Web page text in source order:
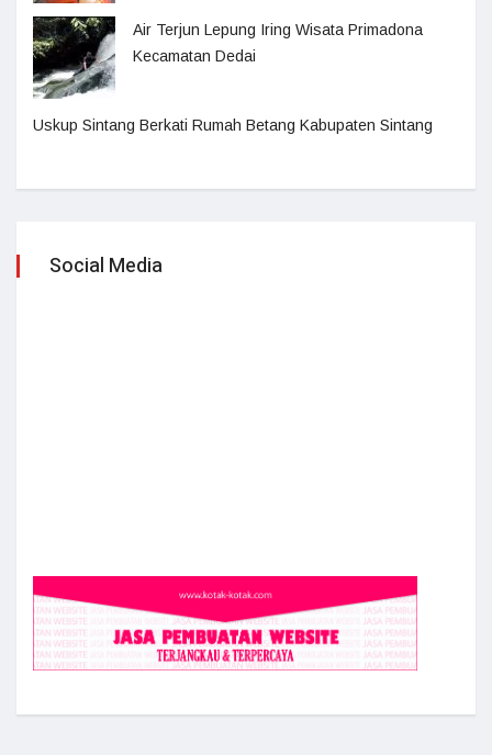
Air Terjun Lepung Iring Wisata Primadona
Kecamatan Dedai
Uskup Sintang Berkati Rumah Betang Kabupaten Sintang
Social Media